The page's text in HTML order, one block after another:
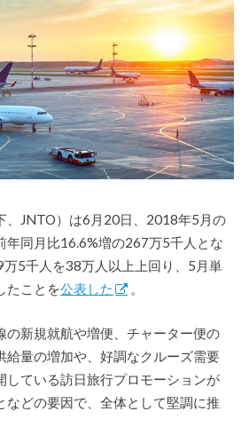
、JNTO）は6月20日、2018年5月の
年同月比16.6%増の267万5千人とな
5千人を38万人以上上回り、5月単
たことを公表した 。
の新規就航や増便、チャーター便の
給量の増加や、好調なクルーズ需要
している訪日旅行プロモーションが
などの要因で、全体として堅調に推